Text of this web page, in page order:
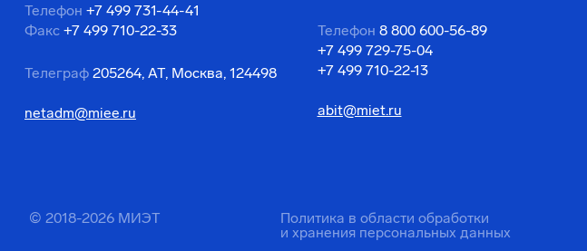
Телефон +7 499 731-44-41
Факс +7 499 710-22-33
Телеграф 205264, АТ, Москва, 124498
netadm@miee.ru
Телефон 8 800 600-56-89
+7 499 729-75-04
+7 499 710-22-13
abit@miet.ru
© 2018-2026 МИЭТ
Политика в области обработки
и хранения персональных данных